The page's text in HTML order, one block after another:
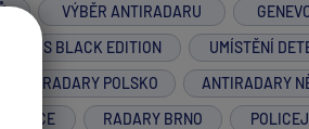
VÝBĚR ANTIRADARU
ONE S BLACK EDITION
UMÍSTĚNÍ
ANTIRADARY POLSKO
ANTIRADARY
RADARY BRNO